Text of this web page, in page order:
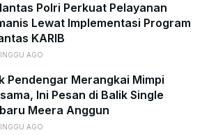
Polri Perkuat Pelayanan
Lewat Implementasi Program
KARIB
AGO
Pendengar Merangkai Mimpi
Ini Pesan di Balik Single
Meera Anggun
AGO